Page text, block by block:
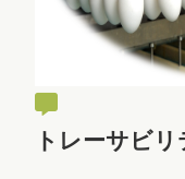
トレーサビリ